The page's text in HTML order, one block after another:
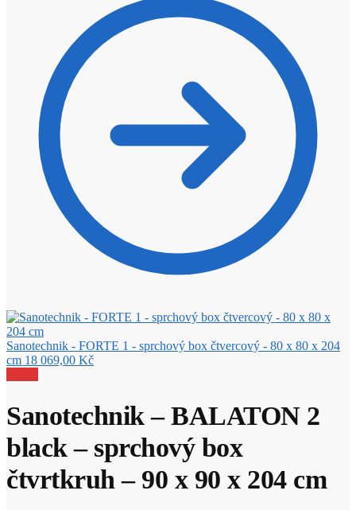
Sanotechnik - FORTE 1 - sprchový box čtvercový - 80 x 80 x 204
cm 18 069,00 Kč
Sanotechnik – BALATON 2
black – sprchový box
čtvrtkruh – 90 x 90 x 204 cm